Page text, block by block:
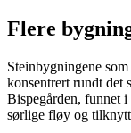
Flere
Steinbygningene
konsentrert rundt det
Bispegården, funnet
sørlige fløy og